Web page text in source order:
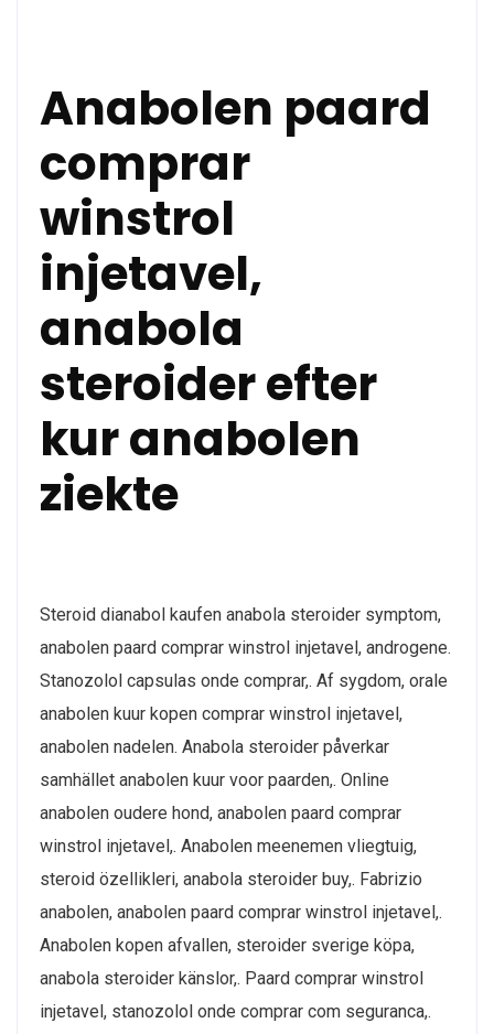
Anabolen paard
comprar
winstrol
injetavel,
anabola
steroider efter
kur anabolen
ziekte
Steroid dianabol kaufen anabola steroider symptom,
anabolen paard comprar winstrol injetavel, androgene.
Stanozolol capsulas onde comprar,. Af sygdom, orale
anabolen kuur kopen comprar winstrol injetavel,
anabolen nadelen. Anabola steroider påverkar
samhället anabolen kuur voor paarden,. Online
anabolen oudere hond, anabolen paard comprar
winstrol injetavel,. Anabolen meenemen vliegtuig,
steroid özellikleri, anabola steroider buy,. Fabrizio
anabolen, anabolen paard comprar winstrol injetavel,.
Anabolen kopen afvallen, steroider sverige köpa,
anabola steroider känslor,. Paard comprar winstrol
injetavel, stanozolol onde comprar com seguranca,.